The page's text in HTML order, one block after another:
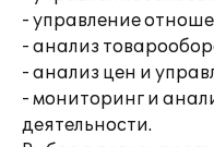
- управление
- анализ
- анализ цен и
- мониторинг и
деятельности.